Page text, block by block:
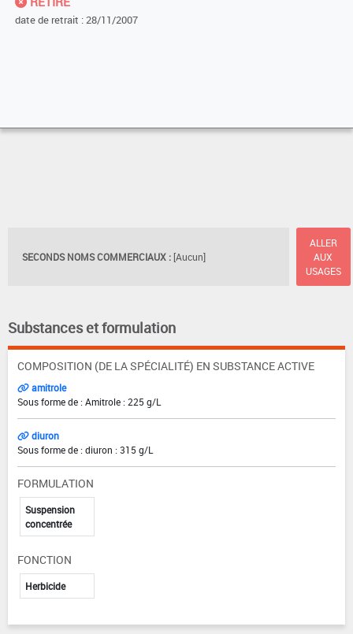
date de retrait : 28/11/2007
SECONDS NOMS COMMERCIAUX : [Aucun]
ALLER
AUX
USAGES
Substances et formulation
COMPOSITION (DE LA SPÉCIALITÉ) EN SUBSTANCE ACTIVE
amitrole
Sous forme de : Amitrole : 225 g/L
diuron
Sous forme de : diuron : 315 g/L
FORMULATION
Suspension
concentrée
FONCTION
Herbicide